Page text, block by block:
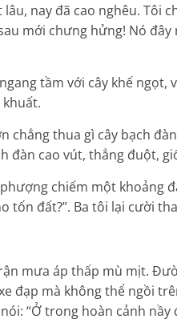
nay đã cao nghêu. Tôi
mới chưng hửng! Nó
tầm với cây khế ngọt,
thua gì cây bạch
đàn cao vút, thẳng đuột,
chiếm một khoảng
tốn đất?”. Ba tôi lại cười
mưa áp thấp mù mịt.
đạp mà không thể ngồi
“Ở trong hoàn cảnh